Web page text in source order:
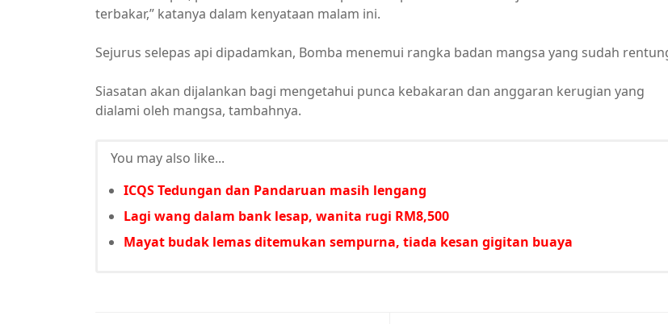
terbakar,” katanya dalam kenyataan malam ini.
Sejurus selepas api dipadamkan, Bomba menemui rangka badan mangsa yang sudah
Siasatan akan dijalankan bagi mengetahui punca kebakaran dan anggaran kerugian yang
dialami oleh mangsa, tambahnya.
You may also like...
ICQS Tedungan dan Pandaruan masih lengang
Lagi wang dalam bank lesap, wanita rugi RM8,500
Mayat budak lemas ditemukan sempurna, tiada kesan gigitan buaya